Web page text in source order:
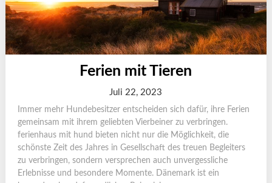
Ferien mit Tieren
Juli 22, 2023
Immer mehr Hundebesitzer entscheiden sich dafür, ihre Ferien
gemeinsam mit ihrem geliebten Vierbeiner zu verbringen.
ferienhaus mit hund bieten nicht nur die Möglichkeit, die
schönste Zeit des Jahres in Gesellschaft des treuen Begleiters
zu verbringen, sondern versprechen auch unvergessliche
Erlebnisse und besondere Momente. Dänemark ist ein